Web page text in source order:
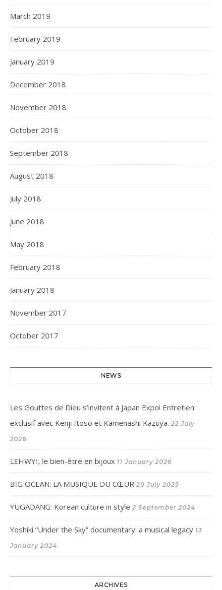
March 2019
February 2019
January 2019
December 2018
November 2018
October 2018
September 2018
August 2018
July 2018
June 2018
May 2018
February 2018
January 2018
November 2017
October 2017
NEWS
Les Gouttes de Dieu s’invitent à Japan Expo! Entretien
exclusif avec Kenji Itoso et Kamenashi Kazuya. 22 July
2026
LEHWYI, le bien-être en bijoux 11 January 2026
BIG OCEAN: LA MUSIQUE DU CŒUR 20 July 2025
YUGADANG: Korean culture in style 2 September 2024
Yoshiki “Under the Sky” documentary: a musical legacy 13
January 2024
ARCHIVES